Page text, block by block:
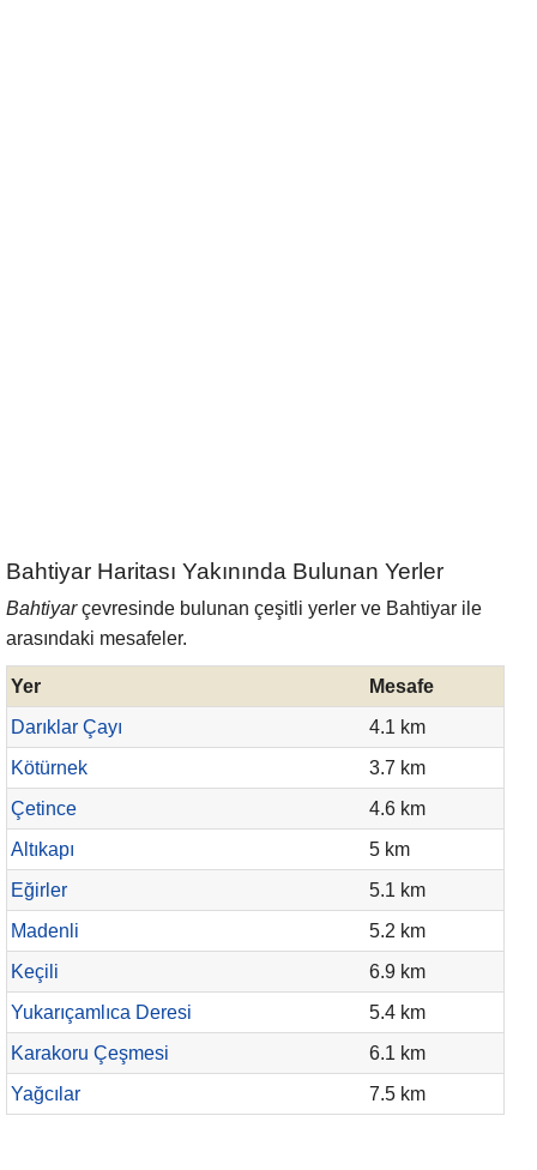
Bahtiyar Haritası Yakınında Bulunan Yerler
Bahtiyarçevresinde bulunan çeşitli yerler ve Bahtiyar ile
arasındaki mesafeler.
Yer
Mesafe
Darıklar Çayı
4.1 km
Kötürnek
3.7 km
Çetince
4.6 km
Altıkapı
5 km
Eğirler
5.1 km
Madenli
5.2 km
Keçili
6.9 km
Yukarıçamlıca Deresi
5.4 km
Karakoru Çeşmesi
6.1 km
Yağcılar
7.5 km